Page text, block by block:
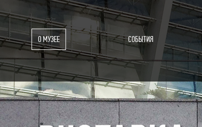
О МУЗЕЕ СОБЫТИЯ